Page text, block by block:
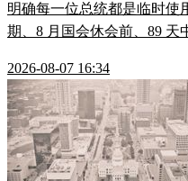
明确每一位总统都是临时使
期、8 月国会休会前、89 天
2026-08-07 16:34